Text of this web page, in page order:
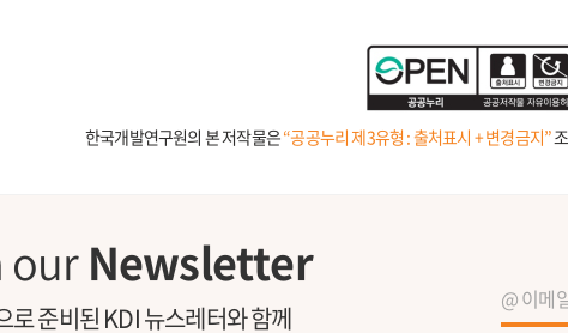
한국개발연구원의 본 저작물은“공공누리 제3유형 : 출처표시 + 변경금지”
ourNewsletter
로 준비된 KDI 뉴스레터와 함께